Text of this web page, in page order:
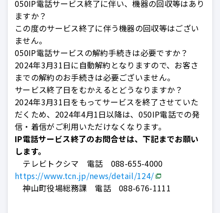
050IP電話サービス終了に伴い、機器の回収等はあり
ますか？
この度のサービス終了に伴う機器の回収等はござい
ません。
050IP電話サービスの解約手続きは必要ですか？
2024年3月31日に自動解約となりますので、お客さ
までの解約のお手続きは必要ございません。
サービス終了日をむかえるとどうなりますか？
2024年3月31日をもってサービスを終了させていた
だくため、2024年4月1日以降は、050IP電話での発
信・着信がご利用いただけなくなります。
IP電話サービス終了のお問合せは、下記までお願い
します。
テレビトクシマ 電話 088-655-4000
https://www.tcn.jp/news/detail/124/
神山町役場総務課 電話 088-676-1111